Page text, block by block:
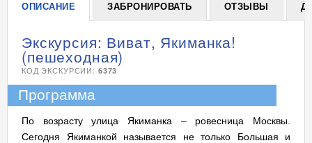
ОПИСАНИЕ ЗАБРОНИРОВАТЬ ОТЗЫВЫ
Экскурсия: Виват, Якиманка!
(пешеходная)
КОД ЭКСКУРСИИ: 6373
Программа
По возрасту улица Якиманка – ровесница Москвы.
Сегодня Якиманкой называется не только Большая и